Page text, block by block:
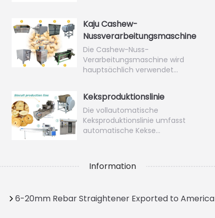
Kaju Cashew-
Nussverarbeitungsmaschine
Die Cashew-Nuss-
Verarbeitungsmaschine wird
hauptsächlich verwendet…
Keksproduktionslinie
Die vollautomatische
Keksproduktionslinie umfasst
automatische Kekse…
Information
6-20mm Rebar Straightener Exported to America